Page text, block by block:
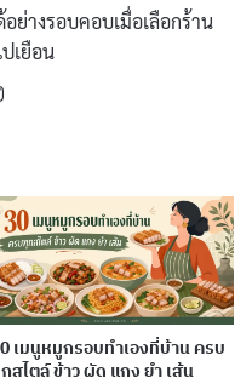
มีใด ๆ ประกอบกับสภาพ
ย เช่น อากาศ แสงแดด
ละมุนและซับซ้อนกว่า
อยังมีแร่ธาตุหลากหลาย
มกนีเซียม แคลเซียม
นงานที่ต้องอาศัยแรงงาน
ฉพาะในการตักผลึกจาก
บดินโคลนหรือสิ่งแปลก
ย่างรอบคอบเมื่อเลือกร้าน
เยือน
เมนูหมูกรอบทำเองที่บ้าน ครบ
สไตล์ ข้าว ผัด แกง ยำ เส้น